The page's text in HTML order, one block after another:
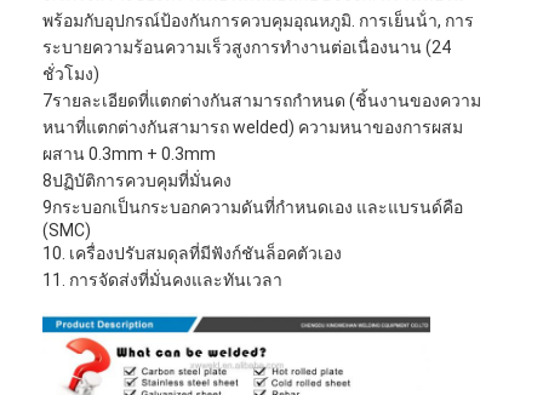
พร้อมกับอุปกรณ์ป้องกันการควบคุมอุณหภูมิ. การเย็นน้ํา, การ
ระบายความร้อนความเร็วสูงการทํางานต่อเนื่องนาน (24
ชั่วโมง)
7รายละเอียดที่แตกต่างกันสามารถกําหนด (ชิ้นงานของความ
หนาที่แตกต่างกันสามารถ welded) ความหนาของการผสม
ผสาน 0.3mm + 0.3mm
8ปฏิบัติการควบคุมที่มั่นคง
9กระบอกเป็นกระบอกความดันที่กําหนดเอง และแบรนด์คือ
(SMC)
10. เครื่องปรับสมดุลที่มีฟังก์ชันล็อคตัวเอง
11. การจัดส่งที่มั่นคงและทันเวลา